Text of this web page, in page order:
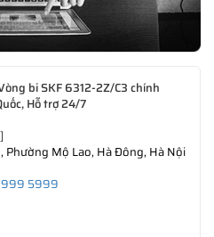
bi SKF 6312-2Z/C3 chính
Hỗ trợ 24/7
]
Phường Mộ Lao, Hà Đông, Hà Nội
5999